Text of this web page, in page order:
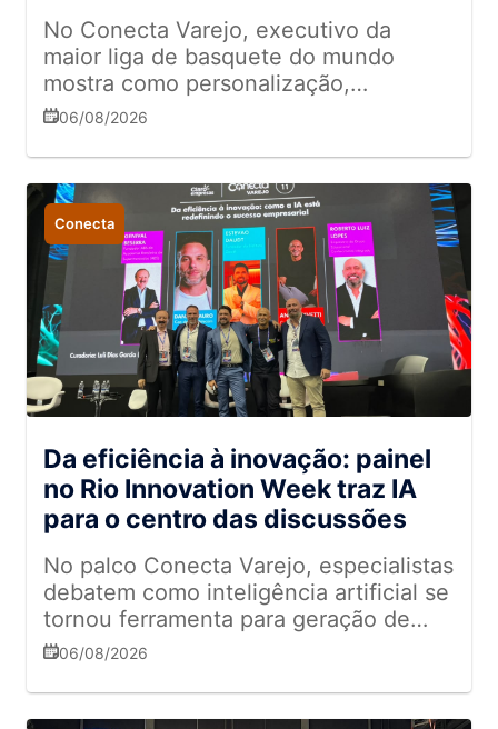
No Conecta Varejo, executivo da
maior liga de basquete do mundo
mostra como personalização,
entretenimento e conexão emocional
com o público e inspiram estratégias
para o varejo
06/08/2026
Conecta
Da eficiência à inovação: painel
no Rio Innovation Week traz IA
para o centro das discussões
No palco Conecta Varejo, especialistas
debatem como inteligência artificial se
tornou ferramenta para geração de
valor
06/08/2026